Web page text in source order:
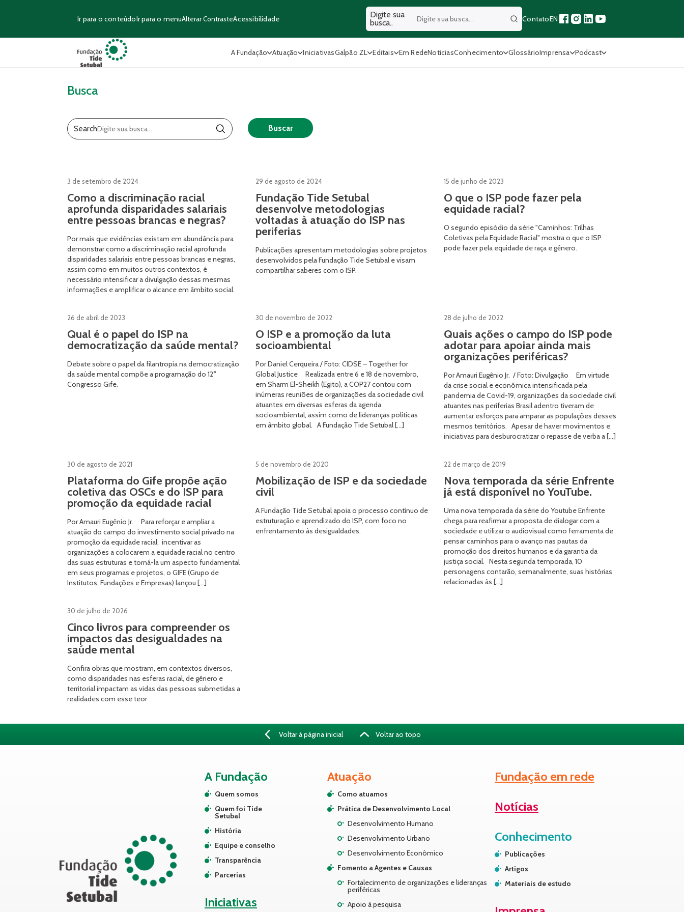
Ir para o conteúdoIr para o menuAlterar ContrasteAcessibilidade
Digite sua
busca..
BuscarContatoEN
A Fundação Atuação IniciativasGalpão ZL Editais Em RedeNotíciasConhecimento GlossárioImprensa Podcast
Busca
Search Buscar
3 de setembro de 2024
Como a discriminação racial
aprofunda disparidades salariais
entre pessoas brancas e negras?
Por mais que evidências existam em abundância para
demonstrar como a discriminação racial aprofunda
disparidades salariais entre pessoas brancas e negras,
assim como em muitos outros contextos, é
necessário intensificar a divulgação dessas mesmas
informações e amplificar o alcance em âmbito social.
29 de agosto de 2024
Fundação Tide Setubal
desenvolve metodologias
voltadas à atuação do ISP nas
periferias
Publicações apresentam metodologias sobre projetos
desenvolvidos pela Fundação Tide Setubal e visam
compartilhar saberes com o ISP.
15 de junho de 2023
O que o ISP pode fazer pela
equidade racial?
O segundo episódio da série "Caminhos: Trilhas
Coletivas pela Equidade Racial" mostra o que o ISP
pode fazer pela equidade de raça e gênero.
26 de abril de 2023
Qual é o papel do ISP na
democratização da saúde mental?
Debate sobre o papel da filantropia na democratização
da saúde mental compõe a programação do 12°
Congresso Gife.
30 de novembro de 2022
O ISP e a promoção da luta
socioambiental
Por Daniel Cerqueira / Foto: CIDSE – Together for
Global Justice Realizada entre 6 e 18 de novembro,
em Sharm El-Sheikh (Egito), a COP27 contou com
inúmeras reuniões de organizações da sociedade civil
atuantes em diversas esferas da agenda
socioambiental, assim como de lideranças políticas
em âmbito global. A Fundação Tide Setubal […]
28 de julho de 2022
Quais ações o campo do ISP pode
adotar para apoiar ainda mais
organizações periféricas?
Por Amauri Eugênio Jr. / Foto: Divulgação Em virtude
da crise social e econômica intensificada pela
pandemia de Covid-19, organizações da sociedade civil
atuantes nas periferias Brasil adentro tiveram de
aumentar esforços para amparar as populações desses
mesmos territórios. Apesar de haver movimentos e
iniciativas para desburocratizar o repasse de verba a […]
30 de agosto de 2021
Plataforma do Gife propõe ação
coletiva das OSCs e do ISP para
promoção da equidade racial
Por Amauri Eugênio Jr. Para reforçar e ampliar a
atuação do campo do investimento social privado na
promoção da equidade racial, incentivar as
organizações a colocarem a equidade racial no centro
das suas estruturas e torná-la um aspecto fundamental
em seus programas e projetos, o GIFE (Grupo de
Institutos, Fundações e Empresas) lançou […]
5 de novembro de 2020
Mobilização de ISP e da sociedade
civil
A Fundação Tide Setubal apoia o processo contínuo de
estruturação e aprendizado do ISP, com foco no
enfrentamento às desigualdades.
22 de março de 2019
Nova temporada da série Enfrente
já está disponível no YouTube.
Uma nova temporada da série do Youtube Enfrente
chega para reafirmar a proposta de dialogar com a
sociedade e utilizar o audiovisual como ferramenta de
pensar caminhos para o avanço nas pautas da
promoção dos direitos humanos e da garantia da
justiça social. Nesta segunda temporada, 10
personagens contarão, semanalmente, suas histórias
relacionadas às […]
30 de julho de 2026
Cinco livros para compreender os
impactos das desigualdades na
saúde mental
Confira obras que mostram, em contextos diversos,
como disparidades nas esferas racial, de gênero e
territorial impactam as vidas das pessoas submetidas a
realidades com esse teor
Voltar à página inicial Voltar ao topo
A Fundação
Quem somos
Quem foi Tide
Setubal
História
Equipe e conselho
Transparência
Parcerias
Iniciativas
Atuação
Como atuamos
Prática de Desenvolvimento Local
Desenvolvimento Humano
Desenvolvimento Urbano
Desenvolvimento Econômico
Fomento a Agentes e Causas
Fortalecimento de organizações e lideranças
periféricas
Apoio à pesquisa
Fundação em rede
Notícias
Conhecimento
Publicações
Artigos
Materiais de estudo